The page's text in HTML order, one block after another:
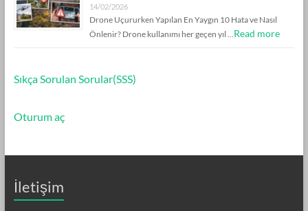
14/02/2026
Drone Uçururken Yapılan En Yaygın 10 Hata ve Nasıl
Önlenir? Drone kullanımı her geçen yıl … Read more
Sıkça Sorulan Sorular(SSS)
Oturum aç
İletişim